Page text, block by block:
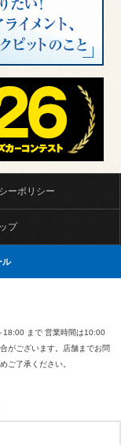
ーポリシー
プ
ル
18:00 まで 営業時間は10:00
がございます。店舗までお問
ご了承ください。